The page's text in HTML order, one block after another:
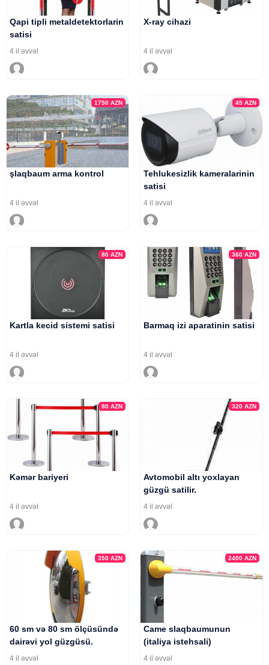
Qapi tipli metaldetektorlarin
satisi
4 il əvvəl
X-ray cihazi
4 il əvvəl
1750AZN
şlaqbaum arma kontrol
4 il əvvəl
45 AZN
Tehlukesizlik kameralarinin
satisi
4 il əvvəl
80AZN
Kartla kecid sistemi satisi
4 il əvvəl
360 AZN
Barmaq izi aparatinin satisi
4 il əvvəl
80AZN
Kəmər bariyeri
4 il əvvəl
320 AZN
Avtomobil altı yoxlayan
güzgü satilir.
4 il əvvəl
350AZN
60 sm və 80 sm ölçüsündə
dairəvi yol güzgüsü.
4 il əvvəl
2400 AZN
Came slaqbaumunun
(italiya istehsali)
4 il əvvəl